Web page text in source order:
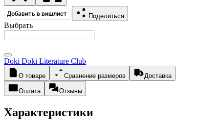
Добавить в вишлист Поделиться
Выбрать
Doki Doki Literature Club
О товаре Сравнение размеров Доставка
Оплата Отзывы
Характеристики